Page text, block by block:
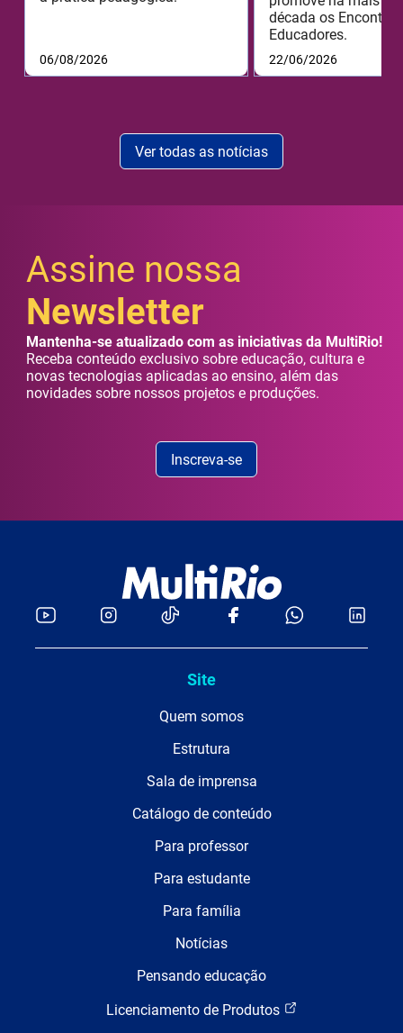
06/08/2026
década os
Educadores.
22/06/2026
Ver todas as notícias
Assine nossa
Newsletter
Mantenha-se atualizado com as iniciativas da MultiRio!
Receba conteúdo exclusivo sobre educação, cultura e
novas tecnologias aplicadas ao ensino, além das
novidades sobre nossos projetos e produções.
Inscreva-se
Site
Quem somos
Estrutura
Sala de imprensa
Catálogo de conteúdo
Para professor
Para estudante
Para família
Notícias
Pensando educação
Licenciamento de Produtos